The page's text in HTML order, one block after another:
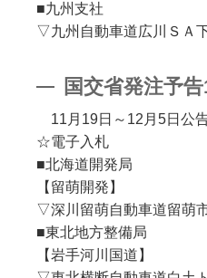
■九州支社
▽九州自動車道広川ＳＡ
国交省発注予
11月19日～12月5日公
☆電子入札
■北海道開発局
【留萌開発】
▽深川留萌自動車道留萌
■東北地方整備局
【岩手河川国道】